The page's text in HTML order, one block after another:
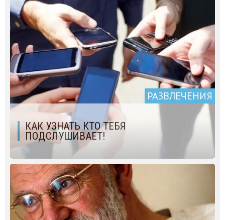
РАЗВЛЕЧЕНИЯ
КАК УЗНАТЬ КТО ТЕБЯ
ПОДСЛУШИВАЕТ!